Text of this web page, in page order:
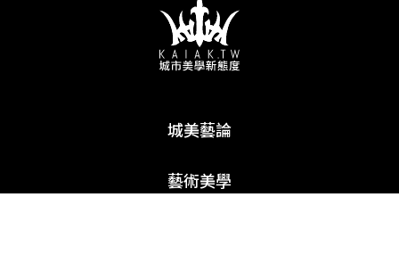
城美藝論
藝術美學